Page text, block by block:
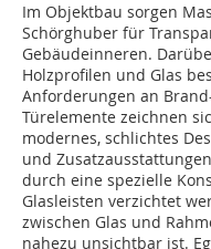
Im Objektbau sorgen
Schörghuber für
Gebäudeinneren.
Holzprofilen und Glas
Anforderungen an
Türelemente zeichnen
modernes, schlichtes
und
durch eine spezielle
Glasleisten verzichtet
zwischen Glas und
nahezu unsichtbar ist.